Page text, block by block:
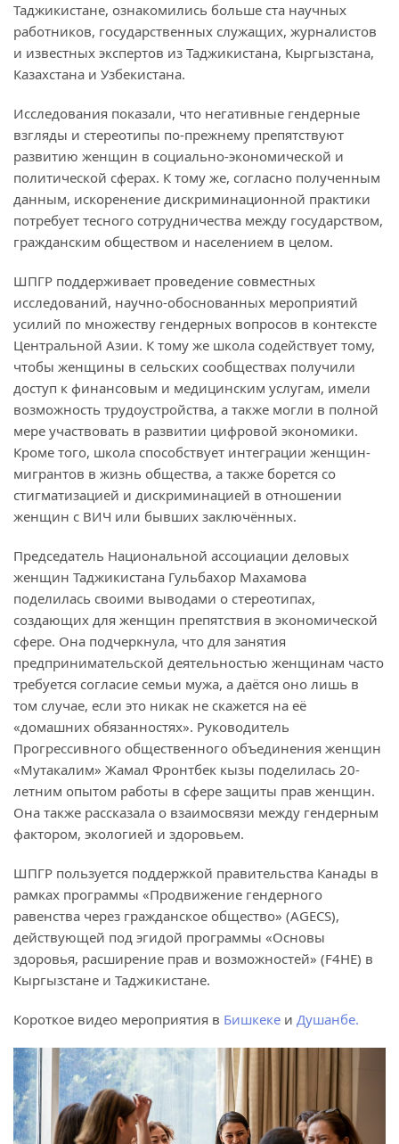
Таджикистане, ознакомились больше ста научных
работников, государственных служащих, журналистов
и известных экспертов из Таджикистана, Кыргызстана,
Казахстана и Узбекистана.
Исследования показали, что негативные гендерные
взгляды и стереотипы по-прежнему препятствуют
развитию женщин в социально-экономической и
политической сферах. К тому же, согласно полученным
данным, искоренение дискриминационной практики
потребует тесного сотрудничества между государством,
гражданским обществом и населением в целом.
ШПГР поддерживает проведение совместных
исследований, научно-обоснованных мероприятий
усилий по множеству гендерных вопросов в контексте
Центральной Азии. К тому же школа содействует тому,
чтобы женщины в сельских сообществах получили
доступ к финансовым и медицинским услугам, имели
возможность трудоустройства, а также могли в полной
мере участвовать в развитии цифровой экономики.
Кроме того, школа способствует интеграции женщин-
мигрантов в жизнь общества, а также борется со
стигматизацией и дискриминацией в отношении
женщин с ВИЧ или бывших заключённых.
Председатель Национальной ассоциации деловых
женщин Таджикистана Гульбахор Махамова
поделилась своими выводами о стереотипах,
создающих для женщин препятствия в экономической
сфере. Она подчеркнула, что для занятия
предпринимательской деятельностью женщинам часто
требуется согласие семьи мужа, а даётся оно лишь в
том случае, если это никак не скажется на её
«домашних обязанностях». Руководитель
Прогрессивного общественного объединения женщин
«Мутакалим» Жамал Фронтбек кызы поделилась 20-
летним опытом работы в сфере защиты прав женщин.
Она также рассказала о взаимосвязи между гендерным
фактором, экологией и здоровьем.
ШПГР пользуется поддержкой правительства Канады в
рамках программы «Продвижение гендерного
равенства через гражданское общество» (AGECS),
действующей под эгидой программы «Основы
здоровья, расширение прав и возможностей» (F4HE) в
Кыргызстане и Таджикистане.
Короткое видео мероприятия в Бишкеке и Душанбе.